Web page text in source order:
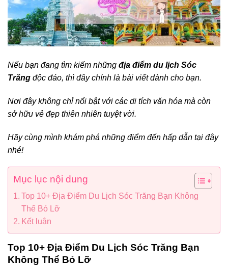
Nếu bạn đang tìm kiếm những địa điểm du lịch Sóc
Trăng độc đáo, thì đây chính là bài viết dành cho bạn.
Nơi đây không chỉ nổi bật với các di tích văn hóa mà còn
sở hữu vẻ đẹp thiên nhiên tuyệt vời.
Hãy cùng mình khám phá những điểm đến hấp dẫn tại đây
nhé!
Mục lục nội dung
Top 10+ Địa Điểm Du Lịch Sóc Trăng Bạn Không
Thể Bỏ Lỡ
Kết luận
Top 10+ Địa Điểm Du Lịch Sóc Trăng Bạn
Không Thể Bỏ Lỡ